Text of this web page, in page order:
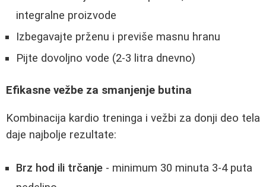
integralne proizvode
Izbegavajte prženu i previše masnu hranu
Pijte dovoljno vode (2-3 litra dnevno)
Efikasne vežbe za smanjenje butina
Kombinacija kardio treninga i vežbi za donji deo tela
daje najbolje rezultate:
Brz hod ili trčanje - minimum 30 minuta 3-4 puta